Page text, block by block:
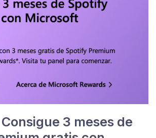
3 meses de